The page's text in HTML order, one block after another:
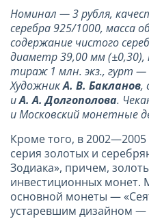
Номинал — 3 рубля,
серебра 925/1000, масса
содержание чистого
диаметр 39,00 мм
тираж 1 млн. экз., гурт —
ХудожникА. В. Бакланов,
иА. А. Долгополова.
и Московский монетные
Кроме того, в 2002—2005
серия золотых и
Зодиака», причем,
инвестиционных монет.
основной монеты —
устаревшим дизайном —